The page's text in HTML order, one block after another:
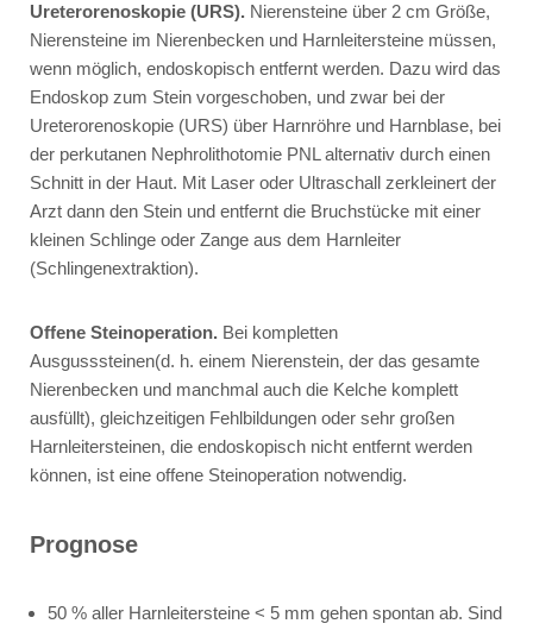
Ureterorenoskopie (URS). Nierensteine über 2 cm Größe,
Nierensteine im Nierenbecken und Harnleitersteine müssen,
wenn möglich, endoskopisch entfernt werden. Dazu wird das
Endoskop zum Stein vorgeschoben, und zwar bei der
Ureterorenoskopie (URS) über Harnröhre und Harnblase, bei
der perkutanen Nephrolithotomie PNL alternativ durch einen
Schnitt in der Haut. Mit Laser oder Ultraschall zerkleinert der
Arzt dann den Stein und entfernt die Bruchstücke mit einer
kleinen Schlinge oder Zange aus dem Harnleiter
(Schlingenextraktion).
Offene Steinoperation. Bei kompletten
Ausgusssteinen(d. h. einem Nierenstein, der das gesamte
Nierenbecken und manchmal auch die Kelche komplett
ausfüllt), gleichzeitigen Fehlbildungen oder sehr großen
Harnleitersteinen, die endoskopisch nicht entfernt werden
können, ist eine offene Steinoperation notwendig.
Prognose
50 % aller Harnleitersteine < 5 mm gehen spontan ab. Sind